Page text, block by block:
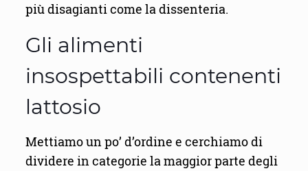
più disagianti come la dissenteria.
Gli alimenti
insospettabili contenenti
lattosio
Mettiamo un po’ d’ordine e cerchiamo di
dividere in categorie la maggior parte degli